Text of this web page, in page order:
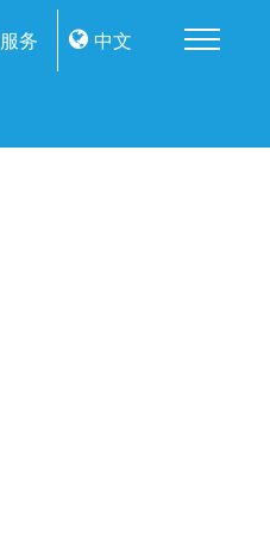
服务 中文